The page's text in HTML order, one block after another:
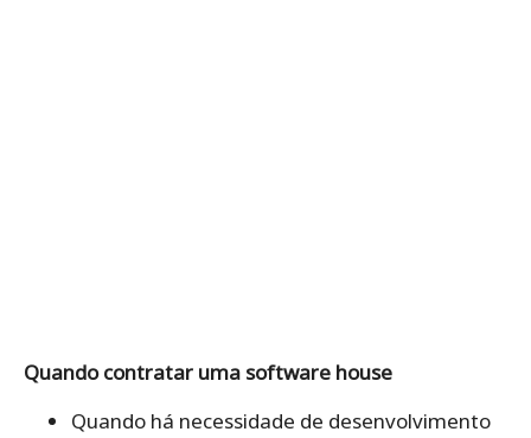
Quando contratar uma software house
Quando há necessidade de desenvolvimento